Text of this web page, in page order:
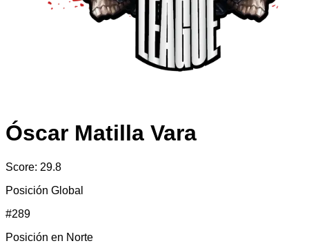
Óscar Matilla Vara
Score: 29.8
Posición Global
#289
Posición en Norte